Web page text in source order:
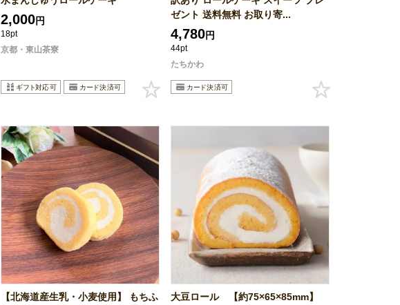
2,000円
18pt
京都・東山茶寮
ゼント 送料無料 お取り寄...
4,780円
44pt
たちかわ
【北海道産生乳・小麦使用】 もちふ
大豆ロール 【約75×65×85mm】